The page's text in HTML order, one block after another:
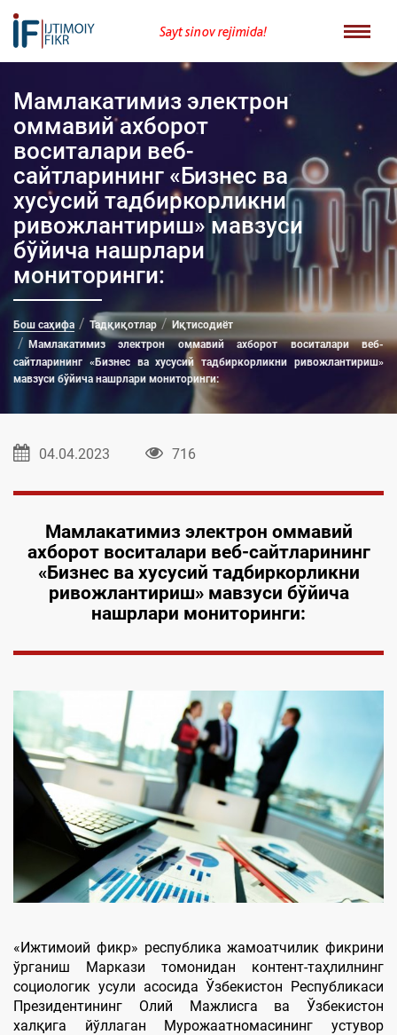
Sayt sinov rejimida!
Мамлакатимиз электрон
оммавий ахборот
воситалари веб-
сайтларининг «Бизнес ва
хусусий тадбиркорликни
ривожлантириш» мавзуси
бўйича нашрлари
мониторинги:
Бош саҳифа Тадқиқотлар
Иқтисодиёт
Мамлакатимиз электрон оммавий ахборот воситалари веб-
сайтларининг «Бизнес ва хусусий тадбиркорликни ривожлантириш»
мавзуси бўйича нашрлари мониторинги:
04.04.2023 716
Мамлакатимиз электрон оммавий
ахборот воситалари веб-сайтларининг
«Бизнес ва хусусий тадбиркорликни
ривожлантириш» мавзуси бўйича
нашрлари мониторинги:
«Ижтимоий фикр» республика жамоатчилик фикрини
ўрганиш Маркази томонидан контент-таҳлилнинг
социологик усули асосида Ўзбекистон Республикаси
Президентининг Олий Мажлисга ва Ўзбекистон
халқига йўллаган Мурожаатномасининг устувор